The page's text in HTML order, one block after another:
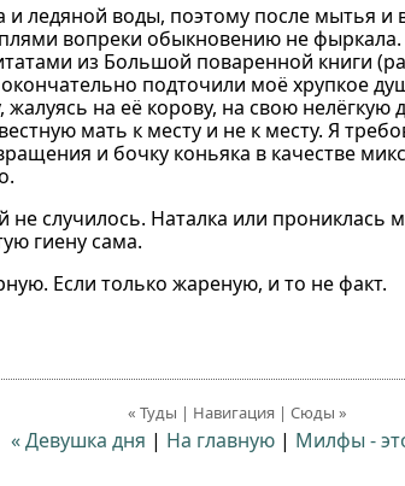
ледяной воды, поэтому после мытья и
вопреки обыкновению не фыркала.
из Большой поваренной книги
подточили моё хрупкое
на её корову, на свою
мать к месту и не к месту. Я
и бочку коньяка в качестве
не случилось. Наталка или
гиену сама.
Если только жареную, и то не факт.
« Туды | Навигация | Сюды »
« Девушка дня | На главную| Милфы -